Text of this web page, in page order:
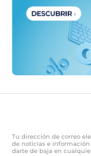
Tu dirección de correo
de noticias e información
darte de baja en